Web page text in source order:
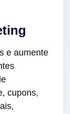
e aumente
cupons,